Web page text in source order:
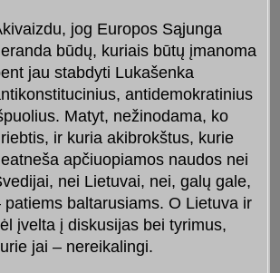
jog Europos Sąjunga
būdų, kuriais būtų įmanoma
jau stabdyti Lukašenka
antidemokratinius
Matyt, nežinodama, ko
ir kuria akibrokštus, kurie
apčiuopiamos naudos nei
nei Lietuvai, nei, galų gale,
patiems baltarusiams. O Lietuva ir
įvelta į diskusijas bei tyrimus,
jai – nereikalingi.